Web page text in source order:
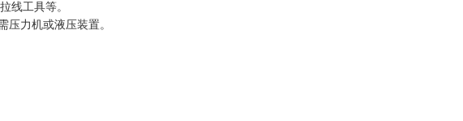
线工具等。
力机或液压装置。